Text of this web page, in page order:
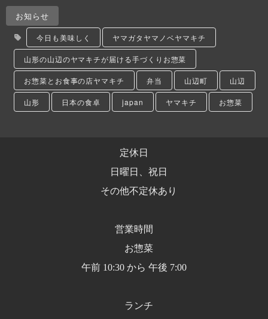
お知らせ
今日も美味しく ヤマガタヤマノベヤマキチ
山形の山辺のヤマキチが届ける手づくりお惣菜
お惣菜とお食事の店ヤマキチ 弁当 山辺町 山辺
山形 日本の食卓 japan ヤマキチ お惣菜
定休日
日曜日、祝日
その他不定休あり
営業時間
お惣菜
午前 10:30 から 午後 7:00
ランチ